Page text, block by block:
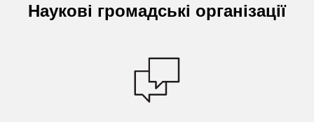
Наукові громадські організації